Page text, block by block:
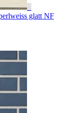
glatt NF